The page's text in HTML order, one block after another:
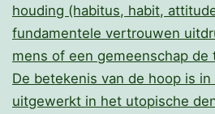
houding (habitus, habit,
fundamentele vertrouwen
mens of een gemeenschap
De betekenis van de hoop is
uitgewerkt in het utopische